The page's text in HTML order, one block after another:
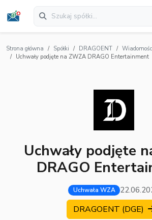
Strona główna Spółki DRAGOENT
Uchwały podjęte na ZWZA DRAGO Entertainment
Uchwały podjęte
DRAGO
Uchwała WZA
DRAGOENT (DGE)